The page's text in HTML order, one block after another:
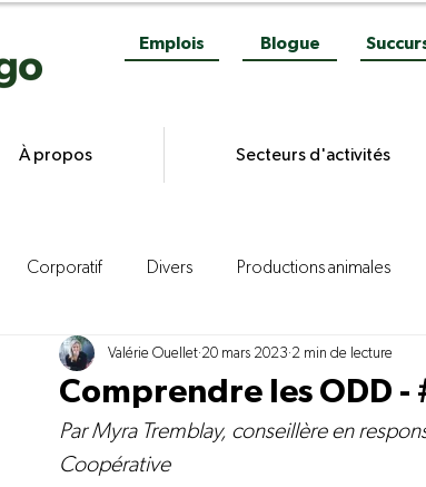
Emplois Blogue
À propos Secteurs d'activités
Corporatif Divers Productions animales
Commercialisation des grains
Agroenvironnement Production porcine
Comprendre les ODD
Valérie Ouellet 20 mars 2023 2 min de lecture
Par Myra Tremblay, conseillère en
Coopérative